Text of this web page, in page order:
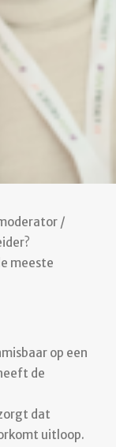
/
meeste
op een
de
dat
uitloop.